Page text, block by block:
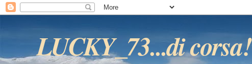
LUCKY_73...di corsa!